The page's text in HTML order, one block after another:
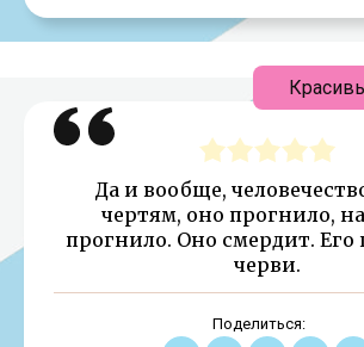
Да и вообще,
чертям, оно прогнило,
прогнило. Оно смердит.
черви.
Поделиться: